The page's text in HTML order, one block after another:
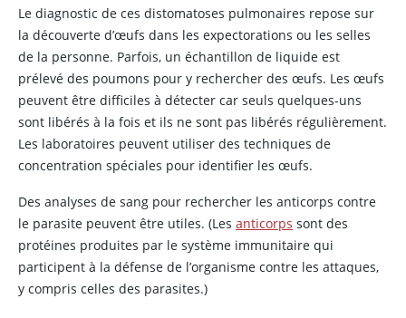
Le diagnostic de ces distomatoses pulmonaires repose sur
la découverte d’œufs dans les expectorations ou les selles
de la personne. Parfois, un échantillon de liquide est
prélevé des poumons pour y rechercher des œufs. Les œufs
peuvent être difficiles à détecter car seuls quelques-uns
sont libérés à la fois et ils ne sont pas libérés régulièrement.
Les laboratoires peuvent utiliser des techniques de
concentration spéciales pour identifier les œufs.
Des analyses de sang pour rechercher les anticorps contre
le parasite peuvent être utiles. (Les anticorps sont des
protéines produites par le système immunitaire qui
participent à la défense de l’organisme contre les attaques,
y compris celles des parasites.)